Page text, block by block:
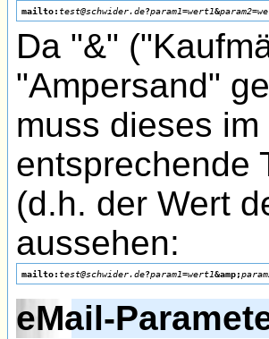
mailto: test@schwider.de?param1=wert1&param2=
Da "&"
"Ampersand"
muss dieses
entsprechende
(d.h. der Wert
aussehen:
mailto: test@schwider.de?param1=wert1&amp;
eMail-